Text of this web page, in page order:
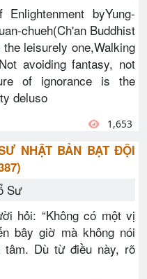
Enlightenment byYung-
chueh(Ch'an Buddhist
leisurely one,Walking
avoiding fantasy, not
of ignorance is the
deluso
1,653
NHẬT BẢN BẠT ĐỘI
Sư
hỏi: “Không có một vị
bây giờ mà không nói
tâm. Dù từ điều này, rõ